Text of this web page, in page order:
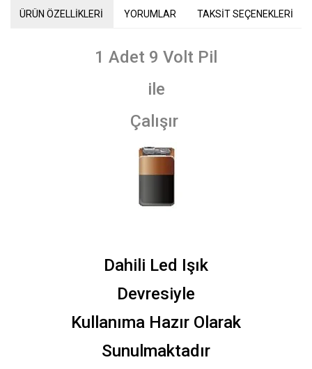
ÜRÜN ÖZELLİKLERİ YORUMLAR TAKSİT SEÇENEKLERİ
1 Adet 9 Volt Pil
ile
Çalışır
Dahili Led Işık
Devresiyle
Kullanıma Hazır Olarak
Sunulmaktadır